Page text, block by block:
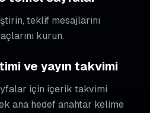
teklif mesajlarını
kurun.
ve yayın takvimi
için içerik takvimi
ana hedef anahtar kelime